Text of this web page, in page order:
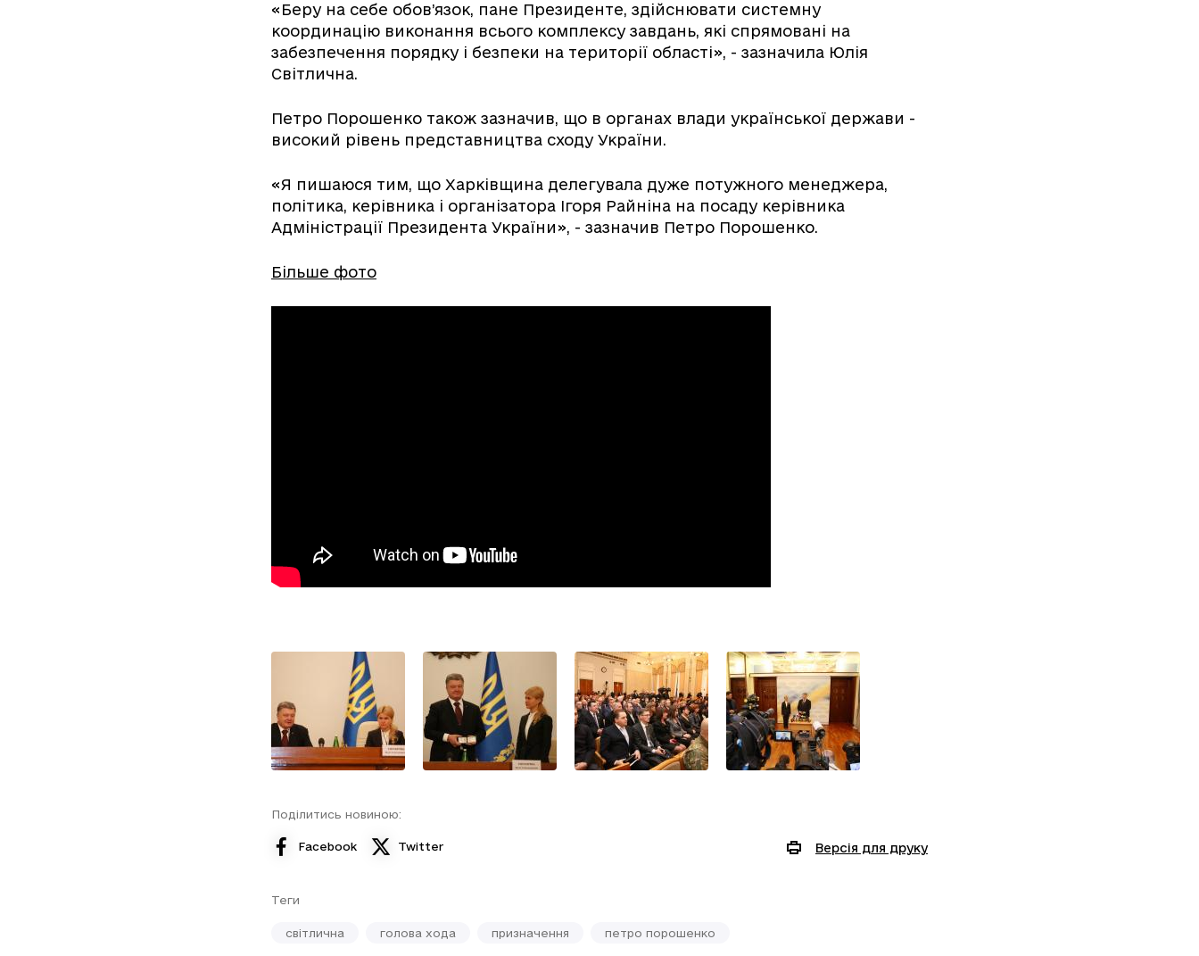
«Беру на себе обов’язок, пане Президенте, здійснювати системну
координацію виконання всього комплексу завдань, які спрямовані на
забезпечення порядку і безпеки на території області», - зазначила Юлія
Світлична.
Петро Порошенко також зазначив, що в органах влади української держави -
високий рівень представництва сходу України.
«Я пишаюся тим, що Харківщина делегувала дуже потужного менеджера,
політика, керівника і організатора Ігоря Райніна на посаду керівника
Адміністрації Президента України», - зазначив Петро Порошенко.
Більше фото
Поділитись новиною:
Facebook Twitter Версія для друку
Теги
світлична голова хода призначення петро порошенко